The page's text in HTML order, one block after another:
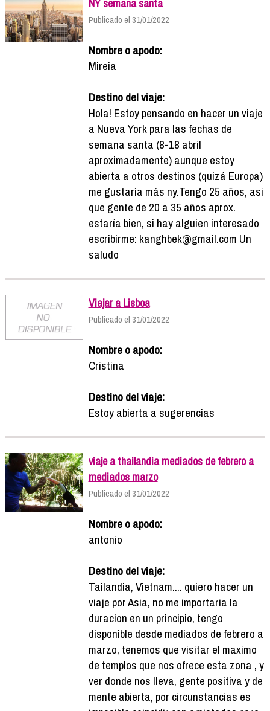
NY semana santa
Publicado el 31/01/2022
Nombre o apodo:
Mireia
Destino del viaje:
Hola! Estoy pensando en hacer un viaje
a Nueva York para las fechas de
semana santa (8-18 abril
aproximadamente) aunque estoy
abierta a otros destinos (quizá Europa)
me gustaría más ny.Tengo 25 años, asi
que gente de 20 a 35 años aprox.
estaría bien, si hay alguien interesado
escribirme: kanghbek@gmail.com Un
saludo
Viajar a Lisboa
Publicado el 31/01/2022
Nombre o apodo:
Cristina
Destino del viaje:
Estoy abierta a sugerencias
viaje a thailandia mediados de febrero a
mediados marzo
Publicado el 31/01/2022
Nombre o apodo:
antonio
Destino del viaje:
Tailandia, Vietnam.... quiero hacer un
viaje por Asia, no me importaria la
duracion en un principio, tengo
disponible desde mediados de febrero a
marzo, tenemos que visitar el maximo
de templos que nos ofrece esta zona , y
ver donde nos lleva, gente positiva y de
mente abierta, por circunstancias es